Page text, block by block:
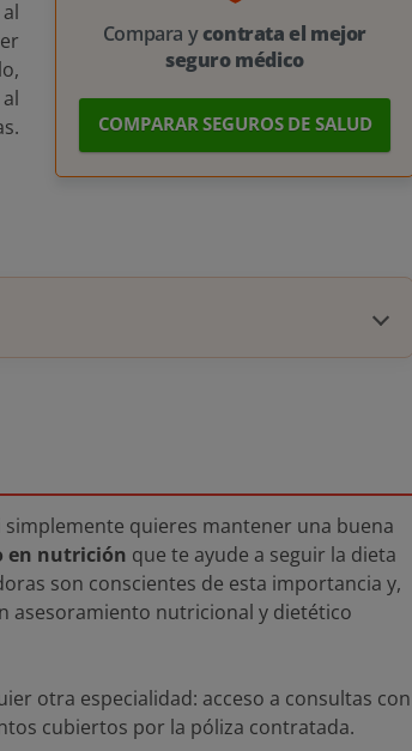
Compara ycontrata el mejor
seguro médico
COMPARAR SEGUROS DE SALUD
quieres mantener una buena
en nutrición que te ayude a seguir la dieta
son conscientes de esta importancia y,
asesoramiento nutricional y dietético
otra especialidad: acceso a consultas con
cubiertos por la póliza contratada.